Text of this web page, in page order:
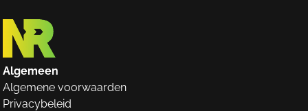
Algemeen
Algemene voorwaarden
Privacybeleid